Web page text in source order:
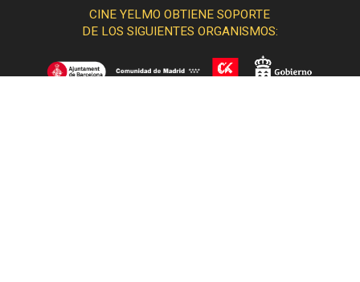
CINE YELMO OBTIENE SOPORTE
DE LOS SIGUIENTES ORGANISMOS: